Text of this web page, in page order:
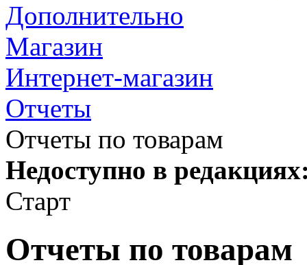
Дополнительно
Магазин
Интернет-магазин
Отчеты
Отчеты по товарам
Недоступно в
Старт
Отчеты по товарам